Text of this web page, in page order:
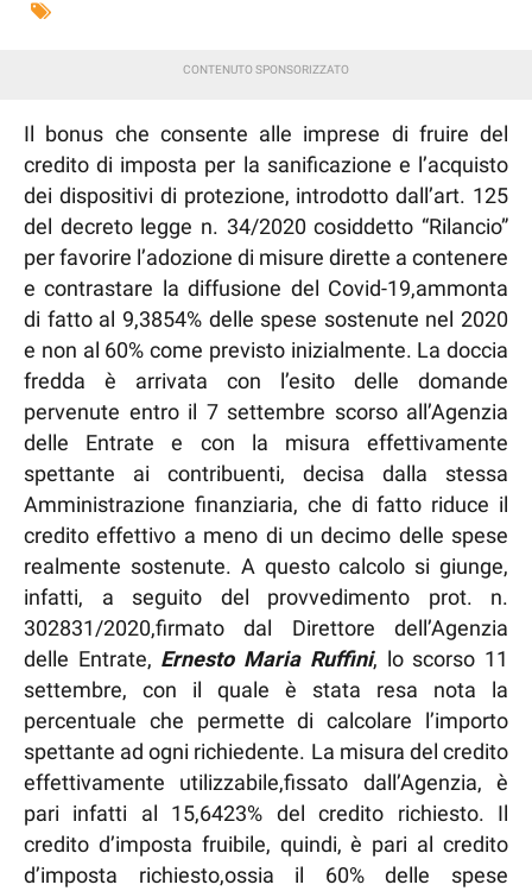
Il bonus che consente alle imprese di fruire del
credito di imposta per la sanificazione e l’acquisto
dei dispositivi di protezione, introdotto dall’art. 125
del decreto legge n. 34/2020 cosiddetto “Rilancio”
per favorire l’adozione di misure dirette a contenere
e contrastare la diffusione del Covid-19,ammonta
di fatto al 9,3854% delle spese sostenute nel 2020
e non al 60% come previsto inizialmente. La doccia
fredda è arrivata con l’esito delle domande
pervenute entro il 7 settembre scorso all’Agenzia
delle Entrate e con la misura effettivamente
spettante ai contribuenti, decisa dalla stessa
Amministrazione finanziaria, che di fatto riduce il
credito effettivo a meno di un decimo delle spese
realmente sostenute. A questo calcolo si giunge,
infatti, a seguito del provvedimento prot. n.
302831/2020,firmato dal Direttore dell’Agenzia
delle Entrate, Ernesto Maria Ruffini, lo scorso 11
settembre, con il quale è stata resa nota la
percentuale che permette di calcolare l’importo
spettante ad ogni richiedente. La misura del credito
effettivamente utilizzabile,fissato dall’Agenzia, è
pari infatti al 15,6423% del credito richiesto. Il
credito d’imposta fruibile, quindi, è pari al credito
d’imposta richiesto,ossia il 60% delle spese